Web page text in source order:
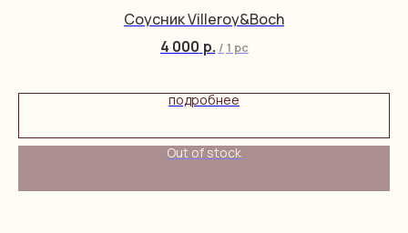
Соусник Villeroy&Boch
4 000 р. / 1 pc
подробнее
Out of stock